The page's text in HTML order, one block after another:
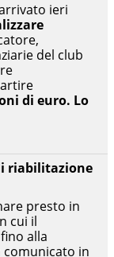
riabilitazione
presto in
cui il
alla
comunicato in
ieri
del club
di euro. Lo